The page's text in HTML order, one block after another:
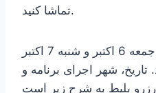
تماشا کنید.
اولین اجرای این گروه روز جمعه 6 اکتبر و شنبه 7 اکتبر
شهر اجرای برنامه و